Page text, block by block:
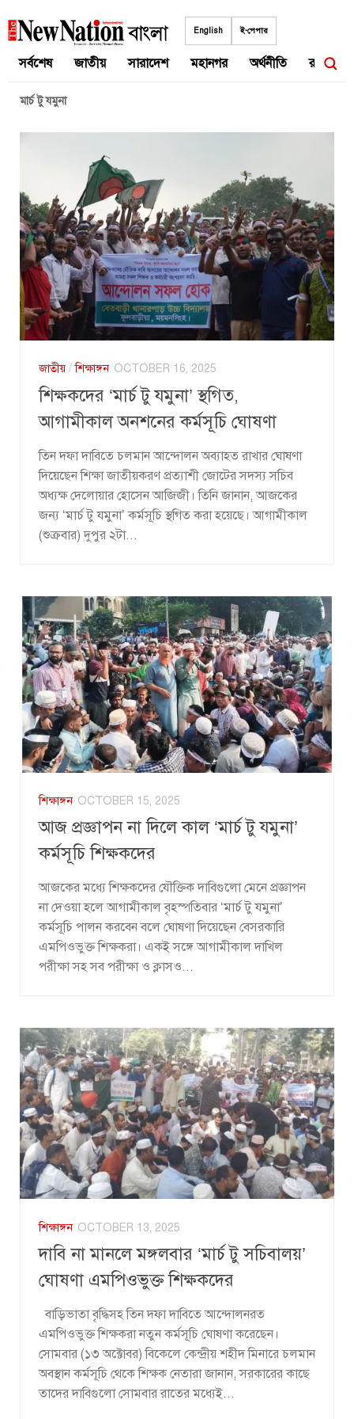
to
English ই-পেপার
সর্বশেষ জাতীয় সারাদেশ মহানগর অর্থনীতি রাজনীতি
মার্চ টু যমুনা
জাতীয় /শিক্ষাঙ্গন OCTOBER 16, 2025
শিক্ষকদের ‘মার্চ টু যমুনা’ স্থগিত,
আগামীকাল অনশনের কর্মসূচি ঘোষণা
তিন দফা দাবিতে চলমান আন্দোলন অব্যাহত রাখার ঘোষণা
দিয়েছেন শিক্ষা জাতীয়করণ প্রত্যাশী জোটের সদস্য সচিব
অধ্যক্ষ দেলোয়ার হোসেন আজিজী। তিনি জানান, আজকের
জন্য ‘মার্চ টু যমুনা’ কর্মসূচি স্থগিত করা হয়েছে। আগামীকাল
(শুক্রবার) দুপুর ২টা...
শিক্ষাঙ্গন OCTOBER 15, 2025
আজ প্রজ্ঞাপন না দিলে কাল ‘মার্চ টু যমুনা’
কর্মসূচি শিক্ষকদের
আজকের মধ্যে শিক্ষকদের যৌক্তিক দাবিগুলো মেনে প্রজ্ঞাপন
না দেওয়া হলে আগামীকাল বৃহস্পতিবার ‘মার্চ টু যমুনা’
কর্মসূচি পালন করবেন বলে ঘোষণা দিয়েছেন বেসরকারি
এমপিওভুক্ত শিক্ষকরা। একই সঙ্গে আগামীকাল দাখিল
পরীক্ষা সহ সব পরীক্ষা ও ক্লাসও...
শিক্ষাঙ্গন OCTOBER 13, 2025
দাবি না মানলে মঙ্গলবার ‘মার্চ টু সচিবালয়’
ঘোষণা এমপিওভুক্ত শিক্ষকদের
বাড়িভাতা বৃদ্ধিসহ তিন দফা দাবিতে আন্দোলনরত
এমপিওভুক্ত শিক্ষকরা নতুন কর্মসূচি ঘোষণা করেছেন।
সোমবার (১৩ অক্টোবর) বিকেলে কেন্দ্রীয় শহীদ মিনারে চলমান
অবস্থান কর্মসূচি থেকে শিক্ষক নেতারা জানান, সরকারের কাছে
তাদের দাবিগুলো সোমবার রাতের মধ্যেই...